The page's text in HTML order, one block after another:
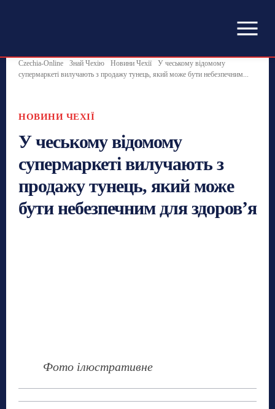
Czechia-Online Знай Чехію Новини Чехії
У чеському відомому
супермаркеті вилучають з продажу тунець, який може бути небезпечним...
НОВИНИ ЧЕХІЇ
У чеському відомому
супермаркеті вилучають з
продажу тунець, який може
бути небезпечним для здоровʼя
Фото ілюстративне